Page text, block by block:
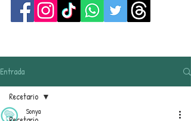
Entrada
Recetario
Sonya